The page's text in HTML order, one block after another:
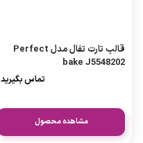
قالب تارت تفال مدل Perfect
bake J5548202
تماس بگیرید
مشاهده محصول